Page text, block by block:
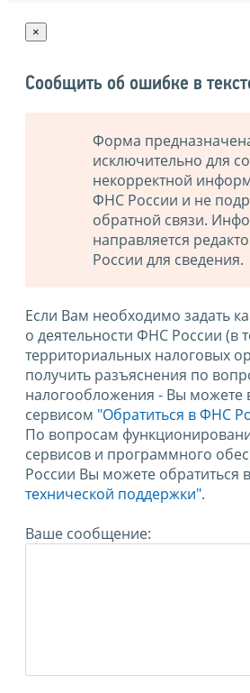
×
Сообщить об ошибке в
Форма
исключительно для
некорректной
ФНС России и не
обратной связи.
направляется
России для сведения.
Если Вам необходимо задать
о деятельности ФНС России (в
территориальных налоговых
получить разъяснения по
налогообложения - Вы можете
сервисом "Обратиться в ФНС
По вопросам
сервисов и программного
России Вы можете обратиться в
технической поддержки".
Ваше сообщение: